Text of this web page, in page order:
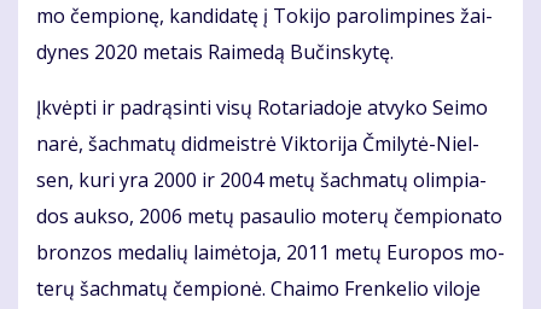
mo čem­pio­nę, kan­di­da­tę į To­ki­jo pa­ro­lim­pi­nes žai­
dy­nes 2020 me­tais Rai­me­dą Bu­čins­ky­tę.
Įkvėp­ti ir pa­drą­sin­ti vi­sų Ro­ta­ria­do­je at­vy­ko Sei­mo
na­rė, šach­ma­tų did­meist­rė Vik­to­ri­ja Čmi­ly­tė-Niel­
sen, ku­ri yra 2000 ir 2004 me­tų šach­ma­tų olim­pia­
dos auk­so, 2006 me­tų pa­sau­lio mo­te­rų čem­pio­na­to
bron­zos me­da­lių lai­mė­to­ja, 2011 me­tų Eu­ro­pos mo­
te­rų šach­ma­tų čem­pio­nė. Chai­mo Fren­ke­lio vi­lo­je